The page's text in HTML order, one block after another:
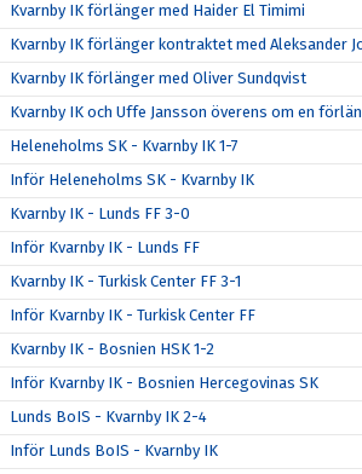
Kvarnby IK förlänger med Haider El Timimi
Kvarnby IK förlänger kontraktet med Aleksander
Kvarnby IK förlänger med Oliver Sundqvist
Kvarnby IK och Uffe Jansson överens om en
Heleneholms SK - Kvarnby IK 1-7
Inför Heleneholms SK - Kvarnby IK
Kvarnby IK - Lunds FF 3-0
Inför Kvarnby IK - Lunds FF
Kvarnby IK - Turkisk Center FF 3-1
Inför Kvarnby IK - Turkisk Center FF
Kvarnby IK - Bosnien HSK 1-2
Inför Kvarnby IK - Bosnien Hercegovinas SK
Lunds BoIS - Kvarnby IK 2-4
Inför Lunds BoIS - Kvarnby IK